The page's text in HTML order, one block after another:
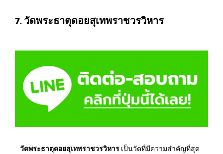
7. วัดพระธาตุดอยสุเทพราชวรวิหาร
วัดพระธาตุดอยสุเทพราชวรวิหาร เป็นวัดที่มีความสำคัญที่สุด